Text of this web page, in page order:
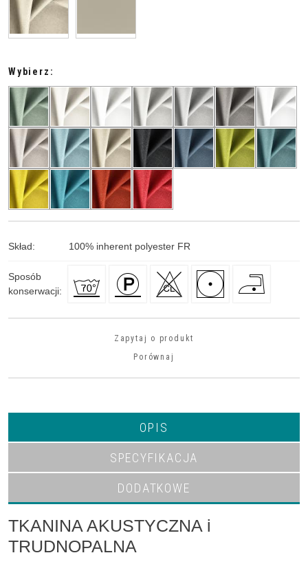
Wybierz:
Skład: 100% inherent polyester FR
Sposób
konserwacji:
Zapytaj o produkt
Porównaj
OPIS
SPECYFIKACJA
DODATKOWE
TKANINA AKUSTYCZNA i
TRUDNOPALNA